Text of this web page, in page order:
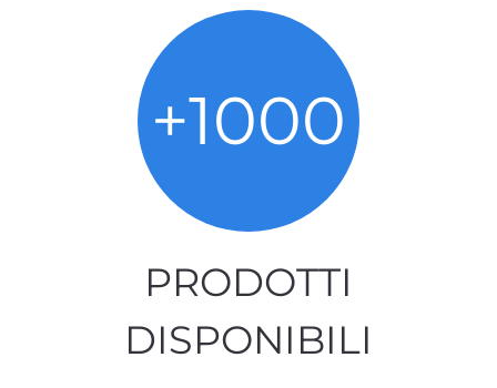
+1000
PRODOTTI
DISPONIBILI